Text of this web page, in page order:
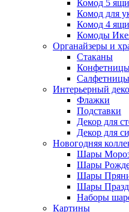
Комод 5
Комод для
Комод 4
Комоды
Органайзеры и
Стаканы
Салфетницы
Интерьерный
Флажки
Подставки
Декор для
Декор для
Новогодняя
Шары
Шары
Шары
Шары
Наборы
Картины